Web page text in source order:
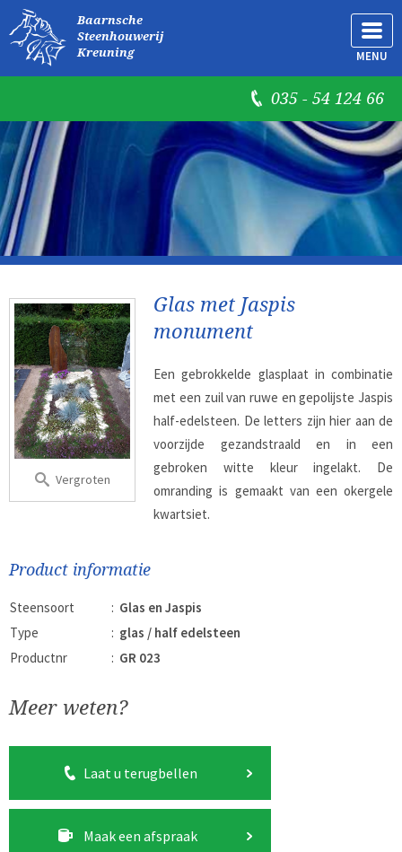
Baarnsche
Steenhouwerij
Kreuning
MENU
035 - 54 124 66
Vergroten
Glas met Jaspis
monument
Een gebrokkelde glasplaat in combinatie
met een zuil van ruwe en gepolijste Jaspis
half-edelsteen. De letters zijn hier aan de
voorzijde gezandstraald en in een
gebroken witte kleur ingelakt. De
omranding is gemaakt van een okergele
kwartsiet.
Product informatie
Steensoort : Glas en Jaspis
Type
: glas / half edelsteen
Productnr
: GR 023
Meer weten?
Laat u terugbellen
Maak een afspraak